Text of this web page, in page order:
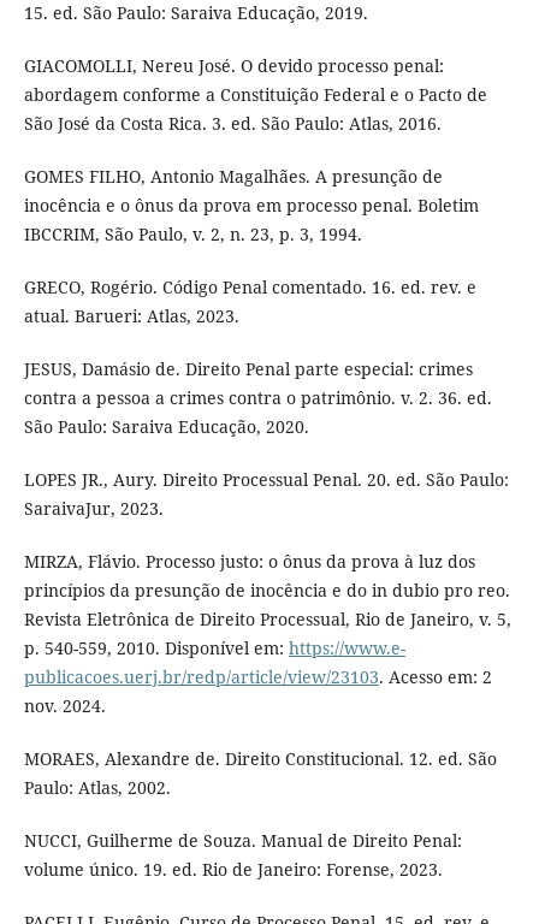
15. ed. São Paulo: Saraiva Educação, 2019.
GIACOMOLLI, Nereu José. O devido processo penal:
abordagem conforme a Constituição Federal e o Pacto de
São José da Costa Rica. 3. ed. São Paulo: Atlas, 2016.
GOMES FILHO, Antonio Magalhães. A presunção de
inocência e o ônus da prova em processo penal. Boletim
IBCCRIM, São Paulo, v. 2, n. 23, p. 3, 1994.
GRECO, Rogério. Código Penal comentado. 16. ed. rev. e
atual. Barueri: Atlas, 2023.
JESUS, Damásio de. Direito Penal parte especial: crimes
contra a pessoa a crimes contra o patrimônio. v. 2. 36. ed.
São Paulo: Saraiva Educação, 2020.
LOPES JR., Aury. Direito Processual Penal. 20. ed. São Paulo:
SaraivaJur, 2023.
MIRZA, Flávio. Processo justo: o ônus da prova à luz dos
princípios da presunção de inocência e do in dubio pro reo.
Revista Eletrônica de Direito Processual, Rio de Janeiro, v. 5,
p. 540-559, 2010. Disponível em: https://www.e-
publicacoes.uerj.br/redp/article/view/23103. Acesso em: 2
nov. 2024.
MORAES, Alexandre de. Direito Constitucional. 12. ed. São
Paulo: Atlas, 2002.
NUCCI, Guilherme de Souza. Manual de Direito Penal:
volume único. 19. ed. Rio de Janeiro: Forense, 2023.